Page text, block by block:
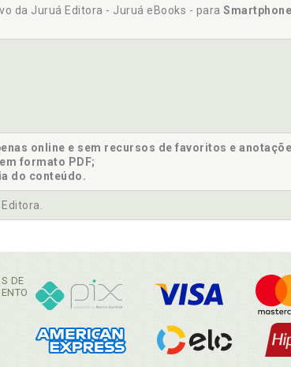
da Juruá Editora - Juruá eBooks - para
online e sem recursos de favoritos e
formato PDF;
do conteúdo.
DE